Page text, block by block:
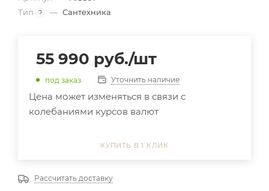
Тип
? — Сантехника
55 990 руб./шт
под заказ Уточнить наличие
Цена может изменяться в связи с
колебаниями курсов валют
КУПИТЬ В 1 КЛИК
Рассчитать доставку